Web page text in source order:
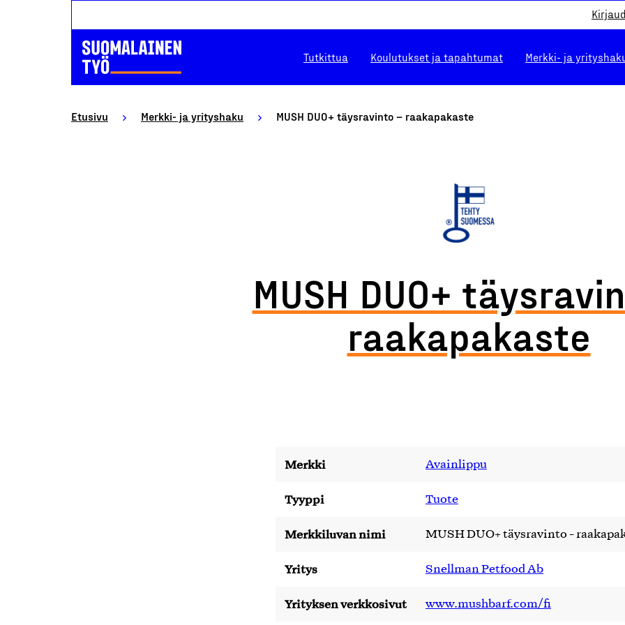
Tutkittua Koulutukset ja tapahtumat Merkki- ja
Etusivu Merkki- ja yrityshaku MUSH DUO+ täysravinto – raakapakaste
MUSH DUO+
raakapakaste
Merkki Avainlippu
Tyyppi Tuote
Merkkiluvan nimi MUSH DUO+ täysravinto -
Yritys Snellman Petfood Ab
Yrityksen verkkosivut www.mushbarf.com/fi